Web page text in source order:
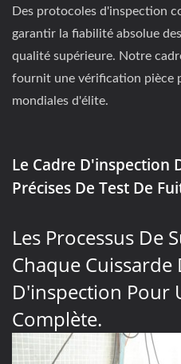
Des protocoles d'inspection
garantir la fiabilité absolue
qualité supérieure. Notre
fournit une vérification pièce
mondiales d'élite.
Le Cadre D'inspection
Précises De Test De
Les Processus De
Chaque Cuissarde
D'inspection Pour
Complète.